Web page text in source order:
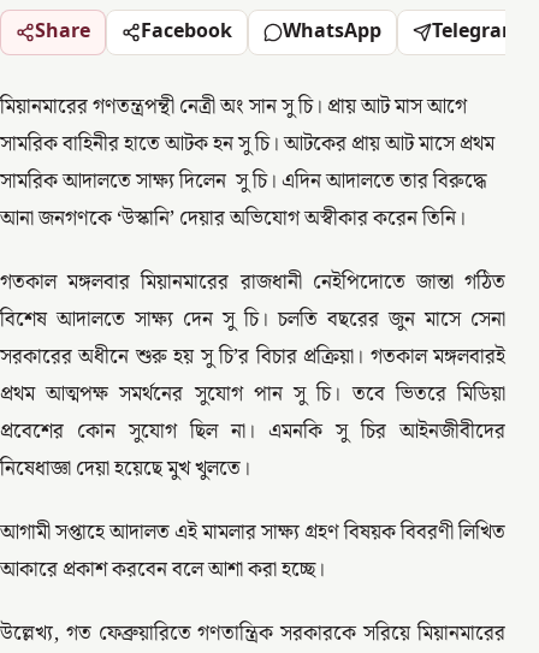
Share Facebook WhatsApp Telegram
মিয়ানমারের গণতন্ত্রপন্থী নেত্রী অং সান সু চি। প্রায় আট মাস আগে
সামরিক বাহিনীর হাতে আটক হন সু চি। আটকের প্রায় আট মাসে প্রথম
সামরিক আদালতে সাক্ষ্য দিলেন সু চি। এদিন আদালতে তার বিরুদ্ধে
আনা জনগণকে ‘উস্কানি’ দেয়ার অভিযোগ অস্বীকার করেন তিনি।
গতকাল মঙ্গলবার মিয়ানমারের রাজধানী নেইপিদোতে জান্তা গঠিত
বিশেষ আদালতে সাক্ষ্য দেন সু চি। চলতি বছরের জুন মাসে সেনা
সরকারের অধীনে শুরু হয় সু চি’র বিচার প্রক্রিয়া। গতকাল মঙ্গলবারই
প্রথম আত্মপক্ষ সমর্থনের সুযোগ পান সু চি। তবে ভিতরে মিডিয়া
প্রবেশের কোন সুযোগ ছিল না। এমনকি সু চির আইনজীবীদের
নিষেধাজ্ঞা দেয়া হয়েছে মুখ খুলতে।
আগামী সপ্তাহে আদালত এই মামলার সাক্ষ্য গ্রহণ বিষয়ক বিবরণী লিখিত
আকারে প্রকাশ করবেন বলে আশা করা হচ্ছে।
উল্লেখ্য, গত ফেব্রুয়ারিতে গণতান্ত্রিক সরকারকে সরিয়ে মিয়ানমারের